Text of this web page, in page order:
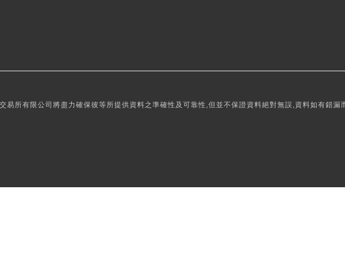
易所有限公司將盡力確保彼等所提供資料之準確性及可靠性,但並不保證資料絕對無誤,資料如有錯漏